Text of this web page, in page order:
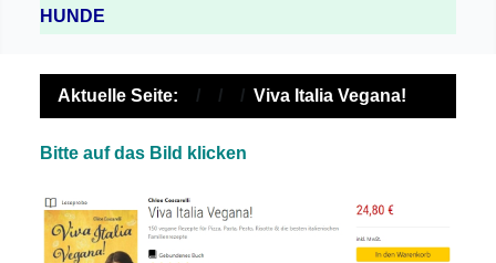
HUNDE
Aktuelle Seite: Viva Italia Vegana!
Bitte auf das Bild klicken